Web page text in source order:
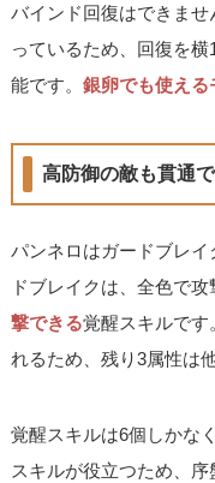
バインド回復はできま
っているため、回復を
能です。銀卵でも使える
高防御の敵も貫通
パンネロはガードブレ
ドブレイクは、全色で
撃できる覚醒スキルです
れるため、残り3属性は
覚醒スキルは6個しかな
スキルが役立つため、序